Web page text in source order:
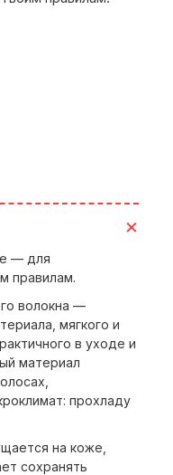
— для
правилам.
волокна —
мягкого и
в уходе и
материал
прохладу
на коже,
сохранять